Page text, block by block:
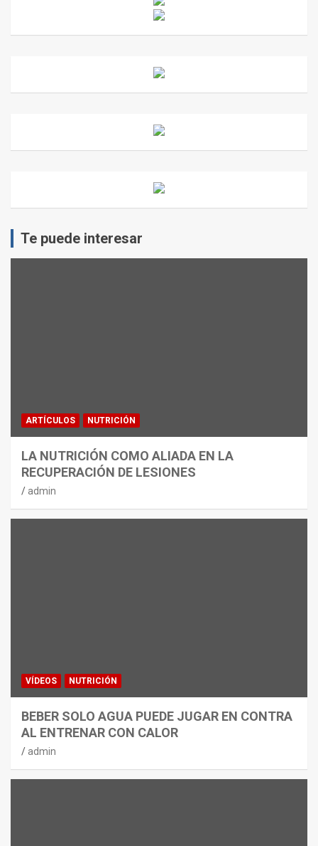
Te puede interesar
ARTÍCULOS NUTRICIÓN
LA NUTRICIÓN COMO ALIADA EN LA
RECUPERACIÓN DE LESIONES
admin
VÍDEOS NUTRICIÓN
BEBER SOLO AGUA PUEDE JUGAR EN CONTRA
AL ENTRENAR CON CALOR
admin